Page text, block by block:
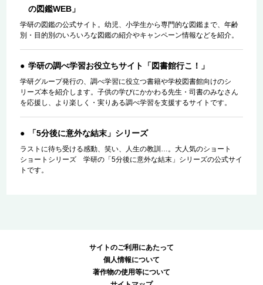
の図鑑WEB」
学研の図鑑の公式サイト。幼児、小学生から専門的な図鑑まで、年齢
別・目的別のいろいろな図鑑の紹介やキャンペーン情報などを紹介。
学研の調べ学習お役立ちサイト「図書館行こ！」
学研グループ発行の、調べ学習に役立つ書籍や学校図書館向けのシ
リーズ本を紹介します。子供の学びにかかわる先生・司書のみなさん
を応援し、より楽しく・実りある調べ学習を支援するサイトです。
「5分後に意外な結末」シリーズ
ラストに待ち受ける感動、笑い、人生の教訓…。大人気のショート
ショートシリーズ 学研の「5分後に意外な結末」シリーズの公式サイ
トです。
サイトのご利用にあたって
個人情報について
著作物の使用等について